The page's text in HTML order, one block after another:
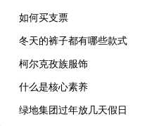
如何买支票
冬天的裤子都有哪些款式
柯尔克孜族服饰
什么是核心素养
绿地集团过年放几天假日